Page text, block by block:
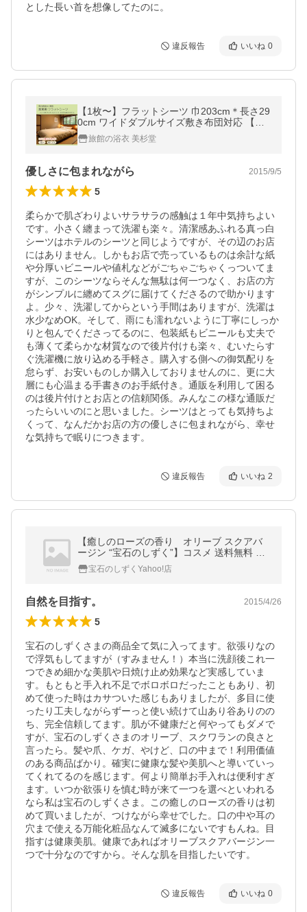
とした長い首を想像してたのに。
違反報告 いいね 0
【1枚〜】フラットシーツ 巾203cm＊長さ29
0cm ワイドダブルサイズ敷き布団対応 【綿1
00％】【ホワイト】【旅館】【ビジネスホテ
ル】【リゾートホテル】
旅館の浴衣 美杉堂
優しさに包まれながら 2015/9/5
5
柔らかで肌ざわりよいサラサラの感触は１年中気持ちよい
です。小さく纏まって洗濯も楽々。清潔感あふれる真っ白
シーツはホテルのシーツと同じようですが、その辺のお店
にはありません。しかもお店で売っているものは余計な紙
や分厚いビニールや値札などがごちゃごちゃくっついてま
すが、このシーツならそんな無駄は何一つなく、お店の方
がシンプルに纏めてスグに届けてくださるので助かります
よ。少々、洗濯してからという手間はありますが、洗濯は
水少なめOK。そして、雨にも濡れないように丁寧にしっか
りと包んでくださってるのに、包装紙もビニールも丈夫で
も薄くて柔らかな材質なので後片付けも楽々、むいたらす
ぐ洗濯機に放り込める手軽さ。購入する側への御気配りを
怠らず、お安いものしか購入しておりませんのに、更に大
層にも心温まる手書きのお手紙付き。通販を利用して困る
のは後片付けとお店との信頼関係。みんなこの様な通販だ
ったらいいのにと思いました。シーツはとっても気持ちよ
くって、なんだかお店の方の優しさに包まれながら、幸せ
な気持ちで眠りにつきます。
違反報告 いいね 2
【癒しのローズの香り オリーブ スクアバ
ージン “宝石のしずく”】コスメ 送料無料 基
礎 化粧品 美容液 オイル
宝石のしずくYahoo!店
自然を目指す。 2015/4/26
5
宝石のしずくさまの商品全て気に入ってます。欲張りなの
で浮気もしてますが（すみません！）本当に洗顔後これ一
つできめ細かな美肌や日焼け止め効果など実感していま
す。もともと手入れ不足でボロボロだったこともあり、初
めて使った時はカサついた感じもありましたが、多目に使
ったり工夫しながらずーっと使い続けて山あり谷ありのの
ち、完全信頼してます。肌が不健康だと何やってもダメで
すが、宝石のしずくさまのオリーブ、スクワランの良さと
言ったら。髪や爪、ケガ、やけど、口の中まで！利用価値
のある商品ばかり。確実に健康な髪や美肌へと導いていっ
てくれてるのを感じます。何より簡単お手入れは便利すぎ
ます。いつか欲張りを慎む時が来て一つを選べといわれる
なら私は宝石のしずくさま。この癒しのローズの香りは初
めて買いましたが、つけながら幸せでした。口の中や耳の
穴まで使える万能化粧品なんて滅多にないですもんね。目
指すは健康美肌。健康であればオリーブスクアバージン一
つで十分なのですから。そんな肌を目指したいです。
違反報告 いいね 0